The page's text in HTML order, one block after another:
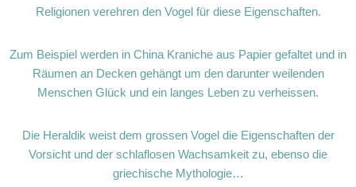
Religionen verehren den Vogel für diese Eigenschaften.
Zum Beispiel werden in China Kraniche aus Papier gefaltet und in
Räumen an Decken gehängt um den darunter weilenden
Menschen Glück und ein langes Leben zu verheissen.
Die Heraldik weist dem grossen Vogel die Eigenschaften der
Vorsicht und der schlaflosen Wachsamkeit zu, ebenso die
griechische Mythologie…